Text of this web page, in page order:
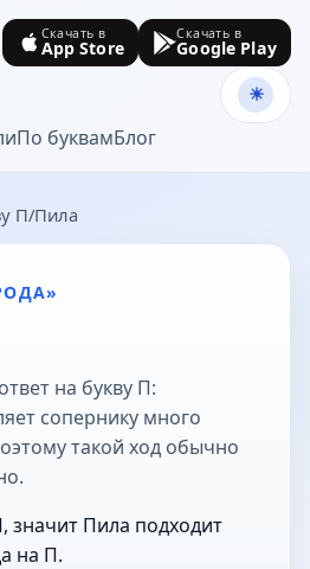
По буквамБлог
Скачать в
App Store
Скачать в
Google Play
П Пила
на букву П:
сопернику много
такой ход обычно
значит Пила подходит
на П.